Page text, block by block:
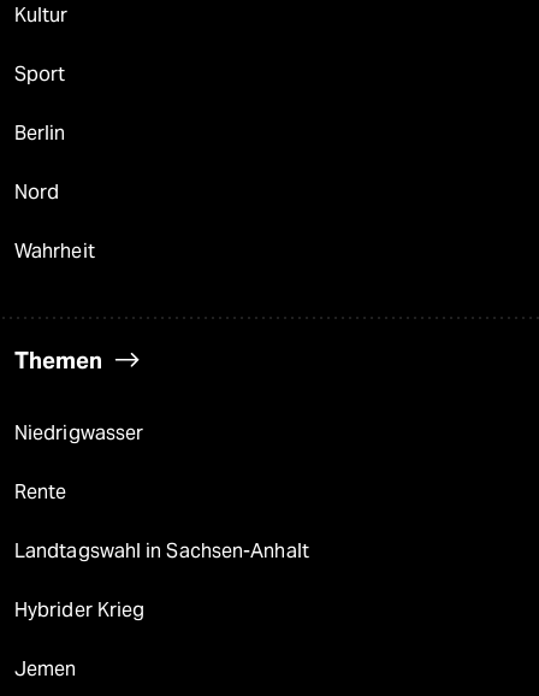
Kultur
Sport
Berlin
Nord
Wahrheit
Themen
Niedrigwasser
Rente
Landtagswahl in Sachsen-Anhalt
Hybrider Krieg
Jemen